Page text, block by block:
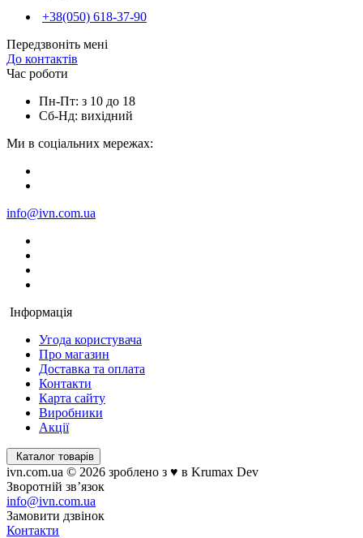
+38(050) 618-37-90
Передзвоніть мені
До контактів
Час роботи
Пн-Пт: з 10 до 18
Сб-Нд: вихідний
Ми в соціальних мережах:
info@ivn.com.ua
Інформація
Угода користувача
Про магазин
Доставка та оплата
Контакти
Карта сайту
Виробники
Акції
Каталог товарів
ivn.com.ua © 2026 зроблено з ♥ в Krumax Dev
Зворотній зв’язок
info@ivn.com.ua
Замовити дзвінок
Контакти